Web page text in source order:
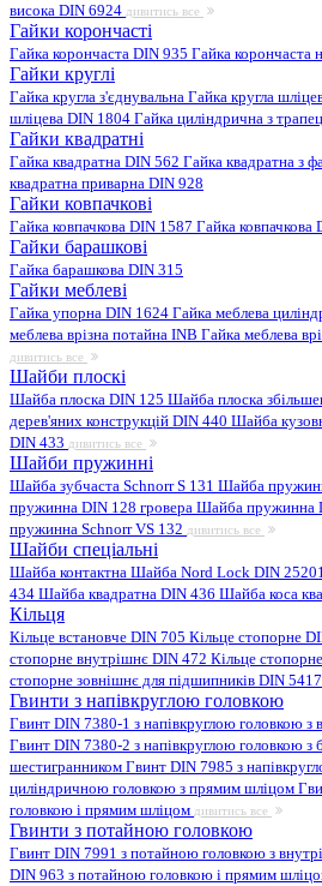
висока DIN 6924 дивитись все
Гайки корончасті
Гайка корончаста DIN 935 Гайка корончаста
Гайки круглі
Гайка кругла з'єднувальна Гайка кругла
шліцева DIN 1804 Гайка циліндрична з
Гайки квадратні
Гайка квадратна DIN 562 Гайка квадратна з
квадратна приварна DIN 928
Гайки ковпачкові
Гайка ковпачкова DIN 1587 Гайка ковпачкова
Гайки барашкові
Гайка барашкова DIN 315
Гайки меблеві
Гайка упорна DIN 1624 Гайка меблева
меблева врізна потайна INB Гайка меблева
дивитись все
Шайби плоскі
Шайба плоска DIN 125 Шайба плоска
дерев'яних конструкцій DIN 440 Шайба
DIN 433 дивитись все
Шайби пружинні
Шайба зубчаста Schnorr S 131 Шайба
пружинна DIN 128 гровера Шайба пружинна
пружинна Schnorr VS 132 дивитись все
Шайби спеціальні
Шайба контактна Шайба Nord Lock DIN
434 Шайба квадратна DIN 436 Шайба коса
Кільця
Кільце встановче DIN 705 Кільце стопорне
стопорне внутрішнє DIN 472 Кільце
стопорне зовнішнє для підшипників DIN
Гвинти з напівкруглою головкою
Гвинт DIN 7380-1 з напівкруглою головкою з
Гвинт DIN 7380-2 з напівкруглою головкою з
шестигранником Гвинт DIN 7985 з
циліндричною головкою з прямим шліцом
головкою і прямим шліцом дивитись все
Гвинти з потайною головкою
Гвинт DIN 7991 з потайною головкою з
DIN 963 з потайною головкою і прямим